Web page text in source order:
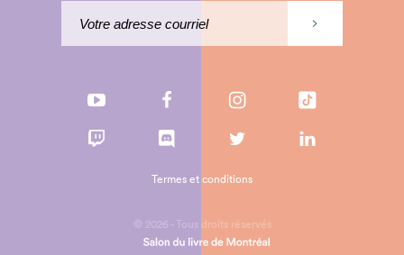
© 2026 - Tous droits réservés
Termes et conditions